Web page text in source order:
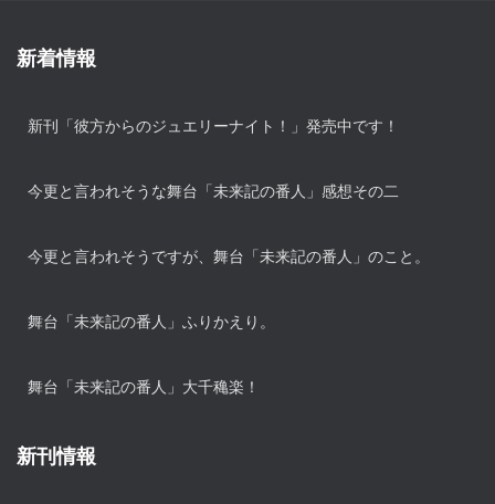
新着情報
新刊「彼方からのジュエリーナイト！」発売中です！
今更と言われそうな舞台「未来記の番人」感想その二
今更と言われそうですが、舞台「未来記の番人」のこと。
舞台「未来記の番人」ふりかえり。
舞台「未来記の番人」大千穐楽！
新刊情報